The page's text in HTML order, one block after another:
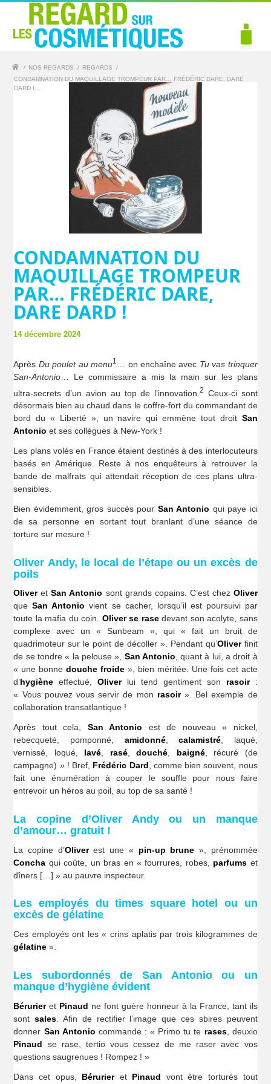
/ NOS REGARDS / REGARDS
/
CONDAMNATION DU MAQUILLAGE TROMPEUR PAR… FRÉDÉRIC DARE, DARE
DARD !...
CONDAMNATION DU
MAQUILLAGE TROMPEUR
PAR… FRÉDÉRIC DARE,
DARE DARD !
14 décembre 2024
Après Du poulet au menu1 … on enchaîne avec Tu vas trinquer
San-Antonio … Le commissaire a mis la main sur les plans
ultra-secrets d’un avion au top de l’innovation.2
Ceux-ci sont
désormais bien au chaud dans le coffre-fort du commandant de
bord du « Liberté », un navire qui emmène tout droit San
Antonio et ses collègues à New-York !
Les plans volés en France étaient destinés à des interlocuteurs
basés en Amérique. Reste à nos enquêteurs à retrouver la
bande de malfrats qui attendait réception de ces plans ultra-
sensibles.
Bien évidemment, gros succès pour San Antonio qui paye ici
de sa personne en sortant tout branlant d’une séance de
torture sur mesure !
Oliver Andy, le local de l’étape ou un excès de
poils
OliveretSan Antonio sont grands copains. C’est chez Oliver
queSan Antonio vient se cacher, lorsqu’il est poursuivi par
toute la mafia du coin. Oliver se rasedevant son acolyte, sans
complexe avec un « Sunbeam », qui « fait un bruit de
quadrimoteur sur le point de décoller ». Pendant qu’Oliverfinit
de se tondre « la pelouse », San Antonio, quant à lui, a droit à
« une bonnedouche froide », bien méritée. Une fois cet acte
d’hygiène effectué,Oliverlui tend gentiment son rasoir:
« Vous pouvez vous servir de mon rasoir». Bel exemple de
collaboration transatlantique !
Après tout cela, San Antonio est de nouveau « nickel,
rebecqueté, pomponné, amidonné,calamistré, laqué,
vernissé, loqué, lavé, rasé,douché, baigné, récuré (de
campagne) » ! Bref, Frédéric Dard, comme bien souvent, nous
fait une énumération à couper le souffle pour nous faire
entrevoir un héros au poil, au top de sa santé !
La copine d’Oliver Andy ou un manque
d’amour… gratuit !
La copine d’Oliverest une « pin-up brune », prénommée
Concha qui coûte, un bras en « fourrures, robes, parfums et
dîners […] » au pauvre inspecteur.
Les employés du times square hotel ou un
excès de gélatine
Ces employés ont les « crins aplatis par trois kilogrammes de
gélatine ».
Les subordonnés de San Antonio ou un
manque d’hygiène évident
Bérurieret Pinaud ne font guère honneur à la France, tant ils
sontsales . Afin de rectifier l’image que ces sbires peuvent
donner San Antonio commande : « Primo tu te rases, deuxio
Pinaud se rase, tertio vous cessez de me raser avec vos
questions saugrenues ! Rompez ! »
Dans cet opus, Bérurieret Pinaud vont être torturés tout